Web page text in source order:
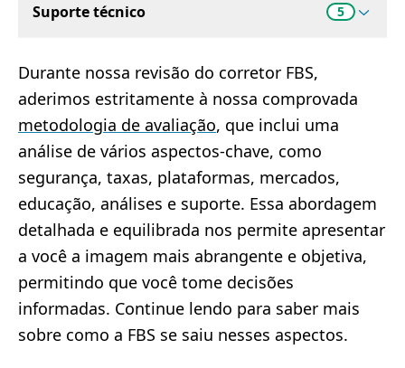
Suporte técnico 5
Durante nossa revisão do corretor FBS,
aderimos estritamente à nossa comprovada
metodologia de avaliação, que inclui uma
análise de vários aspectos-chave, como
segurança, taxas, plataformas, mercados,
educação, análises e suporte. Essa abordagem
detalhada e equilibrada nos permite apresentar
a você a imagem mais abrangente e objetiva,
permitindo que você tome decisões
informadas. Continue lendo para saber mais
sobre como a FBS se saiu nesses aspectos.